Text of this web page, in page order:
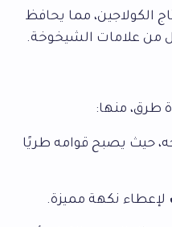
الكولاجين، مما يحافظ
من علامات الشيخوخة.
طرق، منها:
حيث يصبح قوامه طريًا
لإعطاء نكهة مميزة.